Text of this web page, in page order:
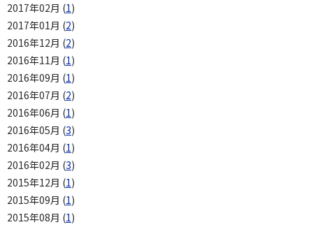
2017年02月 (1)
2017年01月 (2)
2016年12月 (2)
2016年11月 (1)
2016年09月 (1)
2016年07月 (2)
2016年06月 (1)
2016年05月 (3)
2016年04月 (1)
2016年02月 (3)
2015年12月 (1)
2015年09月 (1)
2015年08月 (1)